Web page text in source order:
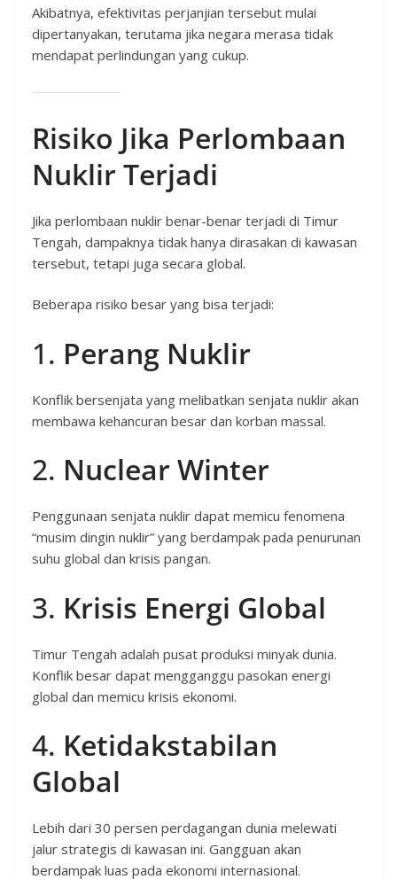
Akibatnya, efektivitas perjanjian tersebut mulai
dipertanyakan, terutama jika negara merasa tidak
mendapat perlindungan yang cukup.
Risiko Jika Perlombaan
Nuklir Terjadi
Jika perlombaan nuklir benar-benar terjadi di Timur
Tengah, dampaknya tidak hanya dirasakan di kawasan
tersebut, tetapi juga secara global.
Beberapa risiko besar yang bisa terjadi:
1. Perang Nuklir
Konflik bersenjata yang melibatkan senjata nuklir akan
membawa kehancuran besar dan korban massal.
2. Nuclear Winter
Penggunaan senjata nuklir dapat memicu fenomena
“musim dingin nuklir” yang berdampak pada penurunan
suhu global dan krisis pangan.
3. Krisis Energi Global
Timur Tengah adalah pusat produksi minyak dunia.
Konflik besar dapat mengganggu pasokan energi
global dan memicu krisis ekonomi.
4. Ketidakstabilan
Global
Lebih dari 30 persen perdagangan dunia melewati
jalur strategis di kawasan ini. Gangguan akan
berdampak luas pada ekonomi internasional.